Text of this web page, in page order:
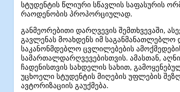
სტუდენტის წლიური სწავლის საფასურის
რაოდენობის პროპორციულად.
განმეორებითი დარღვევის შემთხვევაში,
გავლენას მოახდენს იმ
საკანონმდებლო ცვლილებების
სამართალდარღვევებისთვის. ამასთან,
ჩადენისთვის სახდელის სახით,
უცხოელი სტუდენტის მიღების უფლების
ავტორიზაციის გაუქმება.